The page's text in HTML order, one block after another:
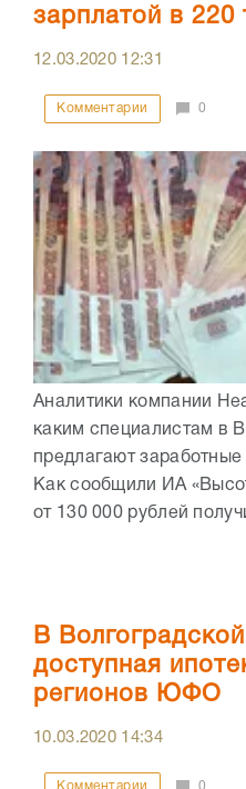
зарплатой в 220
12.03.2020 12:31
Комментарии 0
Аналитики компании
каким специалистам в
предлагают
Как сообщили ИА
от 130 000 рублей
В
доступная
регионов ЮФО
10.03.2020 14:34